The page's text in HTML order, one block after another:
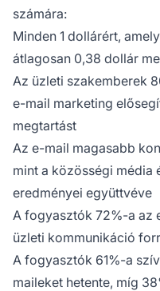
számára:
Minden 1 dollárért,
átlagosan 0,38 dollár
Az üzleti szakemberek
e-mail marketing
megtartást
Az e-mail magasabb
mint a közösségi média
eredményei együttvéve
A fogyasztók 72%-a az
üzleti kommunikáció
A fogyasztók 61%-a
maileket hetente, míg